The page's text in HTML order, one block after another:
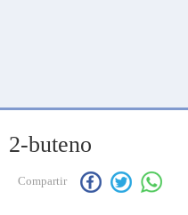
2-buteno
Compartir